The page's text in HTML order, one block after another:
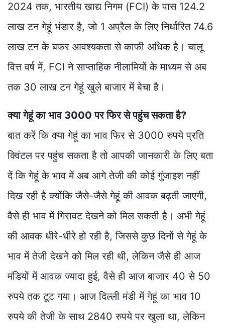
2024 तक, भारतीय खाद्य निगम (FCI) के पास 124.2
लाख टन गेहूं भंडार है, जो 1 अप्रैल के लिए निर्धारित 74.6
लाख टन के बफर आवश्यकता से काफी अधिक है। चालू
वित्त वर्ष में, FCI ने साप्ताहिक नीलामियों के माध्यम से अब
तक 30 लाख टन गेहूं खुले बाजार में बेचा है।
क्या गेहूं का भाव 3000 पर फिर से पहुंच सकता है?
बात करें कि क्या गेहूं का भाव फिर से 3000 रुपये प्रति
क्विंटल पर पहुंच सकता है तो आपकी जानकारी के लिए बता
दें कि गेहूं के भाव में अब आगे तेजी की कोई गुंजाइश नहीं
दिख रही है क्योंकि जैसे-जैसे गेहूं की आवक बढ़ती जाएगी,
वैसे ही भाव में गिरावट देखने को मिल सकती है। अभी गेहूं
की आवक धीरे-धीरे हो रही है, जिससे कुछ दिनों से गेहूं के
भाव में तेजी देखने को मिल रही थी, लेकिन जैसे ही आज
मंडियों में आवक ज्यादा हुई, वैसे ही आज बाजार 40 से 50
रुपये तक टूट गया। आज दिल्ली मंडी में गेहूं का भाव 10
रुपये की तेजी के साथ 2840 रुपये पर खुला था, लेकिन